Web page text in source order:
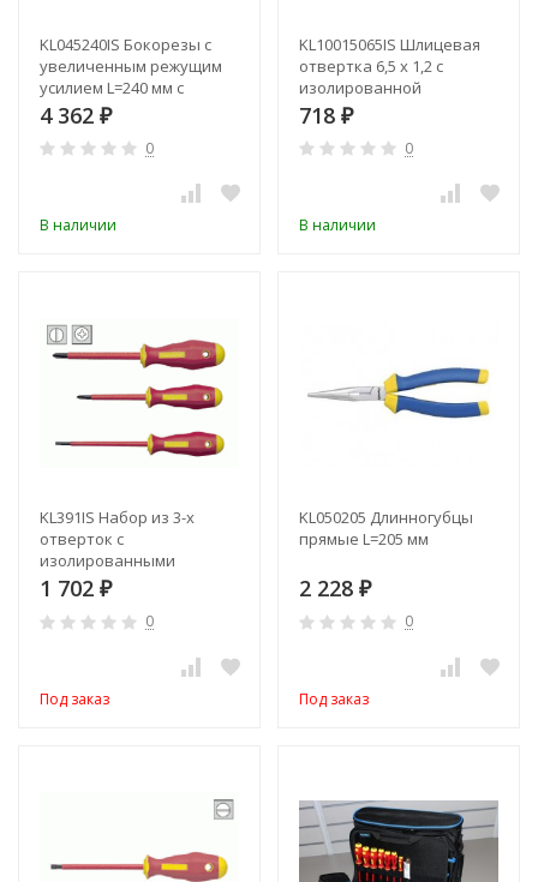
KL045240IS Бокорезы с
увеличенным режущим
усилием L=240 мм с
изолированными
рукоятками (VDE до
1000В)
4 362 ₽
0
В наличии
KL10015065IS Шлицевая
отвертка 6,5 х 1,2 с
изолированной
рукояткой (VDE до 1000В)
718 ₽
0
В наличии
KL391IS Набор из 3-х
отверток с
изолированными
рукоятками (VDE до
1 702 ₽
0
Под заказ
KL050205 Длинногубцы
прямые L=205 мм
2 228 ₽
0
Под заказ